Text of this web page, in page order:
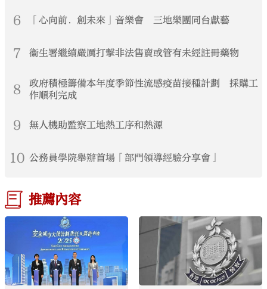
6 「心向前．創未來」音樂會 三地樂團同台獻藝
7 衞生署繼續嚴厲打擊非法售賣或管有未經註冊藥物
8
政府積極籌備本年度季節性流感疫苗接種計劃 採購工
作順利完成
9 無人機助監察工地熱工序和熱源
10 公務員學院舉辦首場「部門領導經驗分享會」
推薦內容